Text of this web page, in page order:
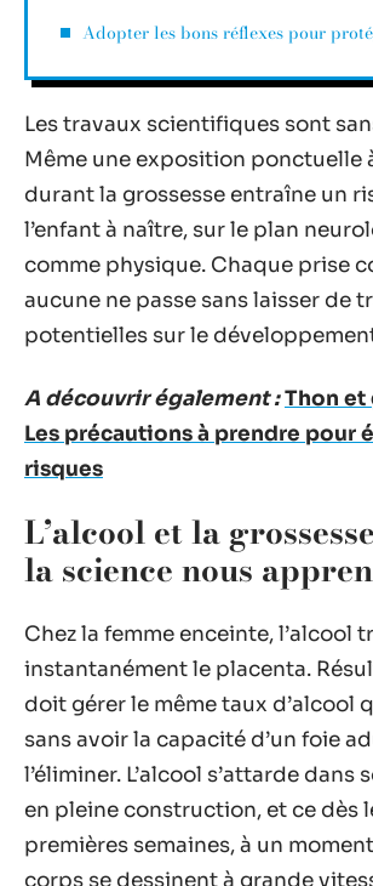
Adopter les bons réflexes pour
Les travaux scientifiques sont
Même une exposition ponctuelle
durant la grossesse entraîne un
l’enfant à naître, sur le plan
comme physique. Chaque prise
aucune ne passe sans laisser de
potentielles sur le
A découvrir également :Thon et
Les précautions à prendre pour
risques
L’alcool et la
la science nous
Chez la femme enceinte, l’alcool
instantanément le placenta.
doit gérer le même taux d’alcool
sans avoir la capacité d’un foie
l’éliminer. L’alcool s’attarde dans
en pleine construction, et ce dès
premières semaines, à un
corps se dessinent à grande